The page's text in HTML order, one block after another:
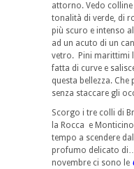
attorno. Vedo
tonalità di verde, di
più scuro e intenso
ad un acuto di un
vetro. Pini marittimi
fatta di curve e
questa bellezza.
senza staccare gli
Scorgo i tre colli di
la Rocca e
tempo a scendere
profumo delicato
novembre ci sono le